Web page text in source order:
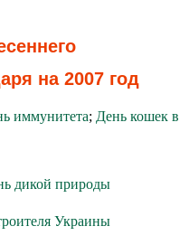
на 2007 год
иммунитета; День кошек в
дикой природы
Украины